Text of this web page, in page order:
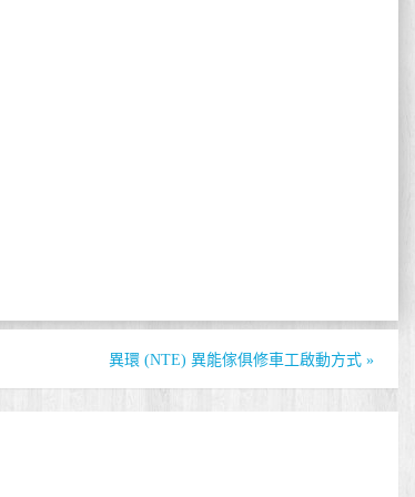
異環 (NTE) 異能傢俱修車工啟動方式 »